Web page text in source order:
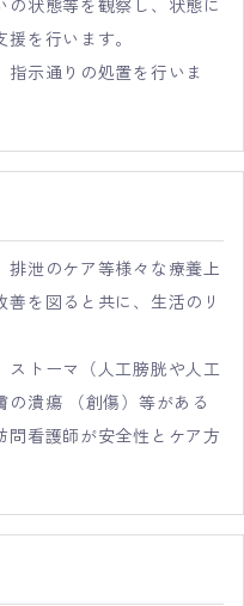
状態等を観察し、状態に
を行います。
示通りの処置を行いま
排泄のケア等様々な療養上
を図ると共に、生活のリ
ストーマ（人工膀胱や人工
の潰瘍 （創傷）等がある
看護師が安全性とケア方